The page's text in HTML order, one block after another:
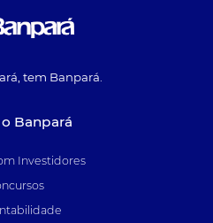
tem Banpará.
Banpará
Investidores